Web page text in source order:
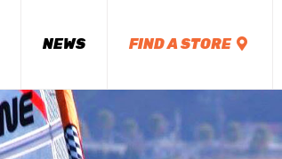
NEWS FIND A STORE